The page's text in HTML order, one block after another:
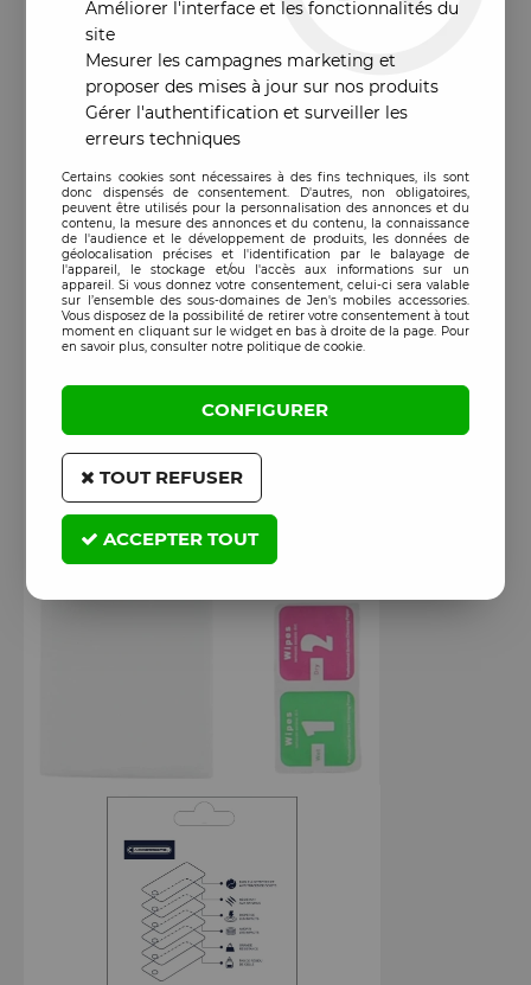
Améliorer l'interface et les fonctionnalités du
site
Mesurer les campagnes marketing et
proposer des mises à jour sur nos produits
Gérer l'authentification et surveiller les
erreurs techniques
Certains cookies sont nécessaires à des fins techniques, ils sont
donc dispensés de consentement. D'autres, non obligatoires,
peuvent être utilisés pour la personnalisation des annonces et du
contenu, la mesure des annonces et du contenu, la connaissance
de l'audience et le développement de produits, les données de
géolocalisation précises et l'identification par le balayage de
l'appareil, le stockage et/ou l'accès aux informations sur un
appareil. Si vous donnez votre consentement, celui-ci sera valable
sur l’ensemble des sous-domaines de Jen's mobiles accessories.
Vous disposez de la possibilité de retirer votre consentement à tout
moment en cliquant sur le widget en bas à droite de la page. Pour
en savoir plus, consulter notre politique de cookie.
CONFIGURER
TOUT REFUSER
ACCEPTER TOUT